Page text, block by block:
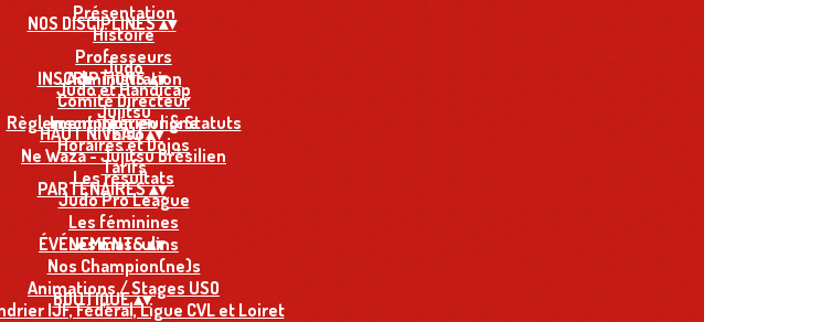
Présentation
Histoire
Professeurs
Administration
Comité Directeur
Règlement intérieur & Statuts
NOS DISCIPLINES▴▾
Judo
Judo et Handicap
Jujitsu
Taïso
Ne Waza - Jujitsu Brésilien
INSCRIPTIONS▴▾
Inscription en ligne
Horaires et Dojos
Tarifs
HAUT NIVEAU▴▾
Les résultats
Judo Pro League
Les féminines
Les masculins
Nos Champion(ne)s
PARTENAIRES▴▾
ÉVÉNEMENTS▴▾
Animations / Stages USO
IJF, Fédéral, Ligue CVL et Loiret
BOUTIQUE▴▾